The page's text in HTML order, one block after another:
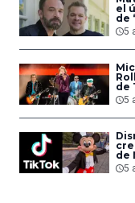
el
de
5
de
5
de
5